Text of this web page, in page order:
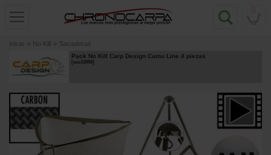
Inicio » No Kill » Sacaderas
Pack No Kill Carp Design Camu Line 4 piezas
[esc10996]